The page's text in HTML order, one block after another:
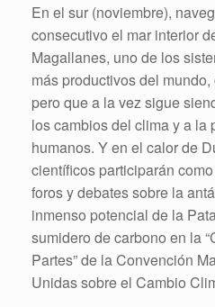
En el sur (noviembre),
consecutivo el mar interior
Magallanes, uno de los
más productivos del
pero que a la vez sigue
los cambios del clima y a la
humanos. Y en el calor de
científicos participarán
foros y debates sobre la
inmenso potencial de la
sumidero de carbono en la
Partes” de la Convención
Unidas sobre el Cambio